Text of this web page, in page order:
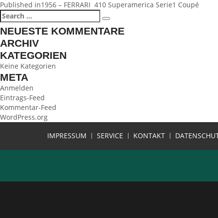
BEITRAGSNAVIGATION
Published in1956 – FERRARI 410 Superamerica Serie1 Coupé
Search
for:
Search
NEUESTE KOMMENTARE
ARCHIV
KATEGORIEN
Keine Kategorien
META
Anmelden
Eintrags-Feed
Kommentar-Feed
WordPress.org
IMPRESSUM
SERVICE KONTAKT